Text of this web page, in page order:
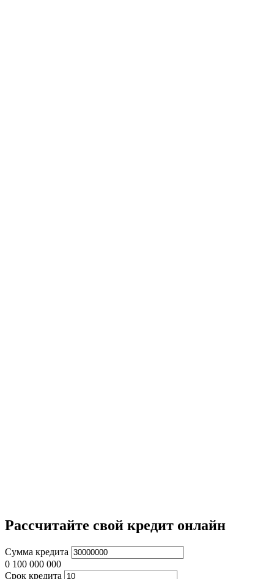
Рассчитайте свой кредит онлайн
Сумма кредита
0 100 000 000
Срок кредита